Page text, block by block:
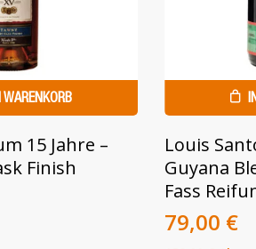
WARENKORB
15 Jahre –
Finish
Louis
Guyana
Fass
79,00 €